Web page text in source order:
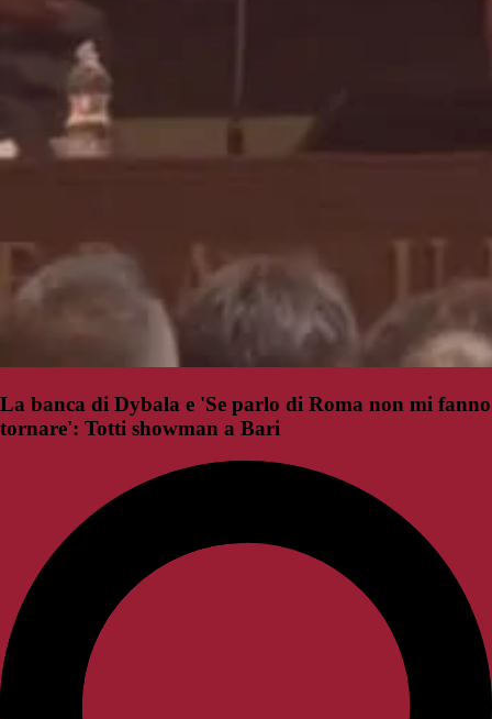
La banca di Dybala e 'Se parlo di Roma non mi fanno
tornare': Totti showman a Bari